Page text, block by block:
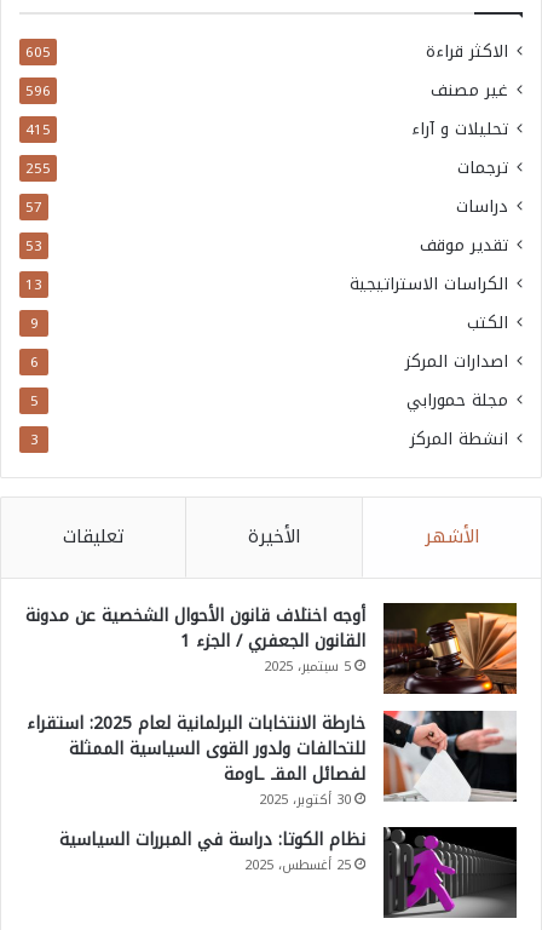
الاكثر قراءة 605
غير مصنف 596
تحليلات و آراء 415
ترجمات 255
دراسات 57
تقدير موقف 53
الكراسات الاستراتيجية 13
الكتب 9
اصدارات المركز 6
مجلة حمورابي 5
انشطة المركز 3
الأشهر الأخيرة تعليقات
أوجه اختلاف قانون الأحوال الشخصية عن مدونة
القانون الجعفري / الجزء 1
5 سبتمبر، 2025
خارطة الانتخابات البرلمانية لعام 2025: استقراء
للتحالفات ولدور القوى السياسية الممثلة
لفصائل المقـ ـاومة
30 أكتوبر، 2025
نظام الكوتا: دراسة في المبررات السياسية
25 أغسطس، 2025